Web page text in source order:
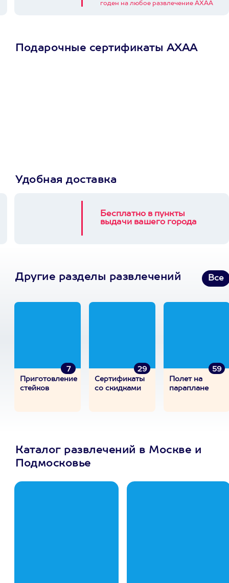
годен на любое развлечение АХАА
Подарочные сертификаты АХАА
Удобная доставка
Бесплатно в пункты
выдачи вашего города
Другие разделы развлечений Все
7
Приготовление
стейков
29
Сертификаты
со скидками
59
Полет на
параплане
Каталог развлечений в Москве и
Подмосковье